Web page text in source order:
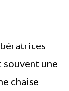
une
chaise